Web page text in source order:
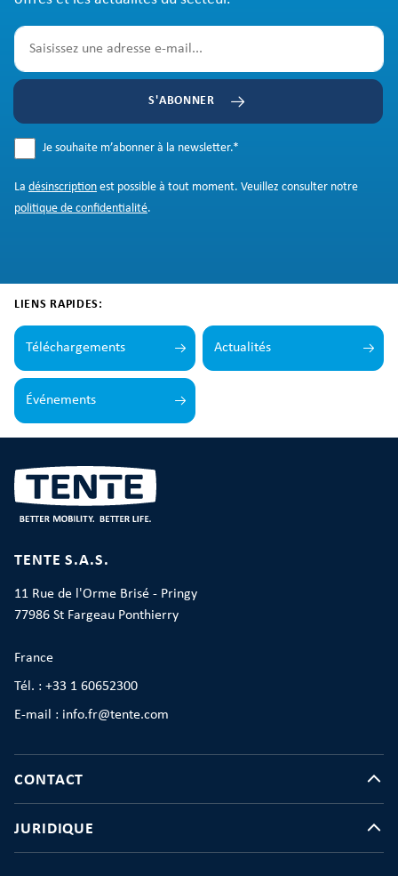
S'ABONNER
Je souhaite m’abonner à la newsletter.*
La désinscription est possible à tout moment. Veuillez consulter notre
politique de confidentialité.
LIENS RAPIDES:
Téléchargements Actualités
Événements
TENTE S.A.S.
11 Rue de l'Orme Brisé - Pringy
77986 St Fargeau Ponthierry
France
Tél. : +33 1 60652300
E-mail : info.fr@tente.com
CONTACT
JURIDIQUE